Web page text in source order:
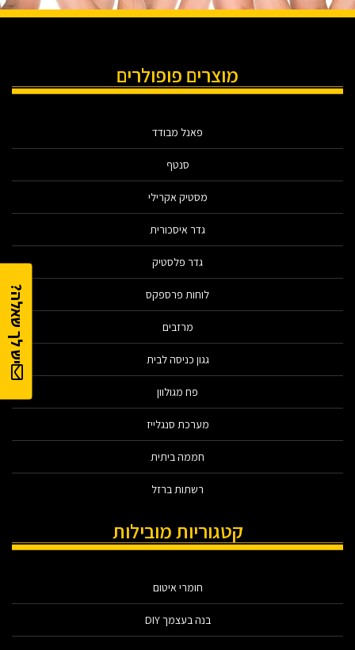
יש לך שאלה?
מוצרים פופולרים
פאנל מבודד
סנטף
מסטיק אקרילי
גדר איסכורית
גדר פלסטיק
לוחות פרספקס
מרזבים
גגון כניסה לבית
פח מגולוון
מערכת סנגלייז
חממה ביתית
רשתות ברזל
קטגוריות מובילות
חומרי איטום
בנה בעצמך DIY